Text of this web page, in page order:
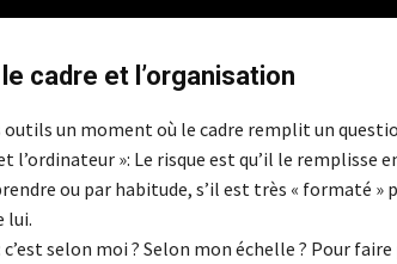
cadre et l’organisation
outils un moment où le cadre remplit un
l’ordinateur »: Le risque est qu’il le remplisse
ou par habitude, s’il est très « formaté »
lui.
selon moi ? Selon mon échelle ? Pour